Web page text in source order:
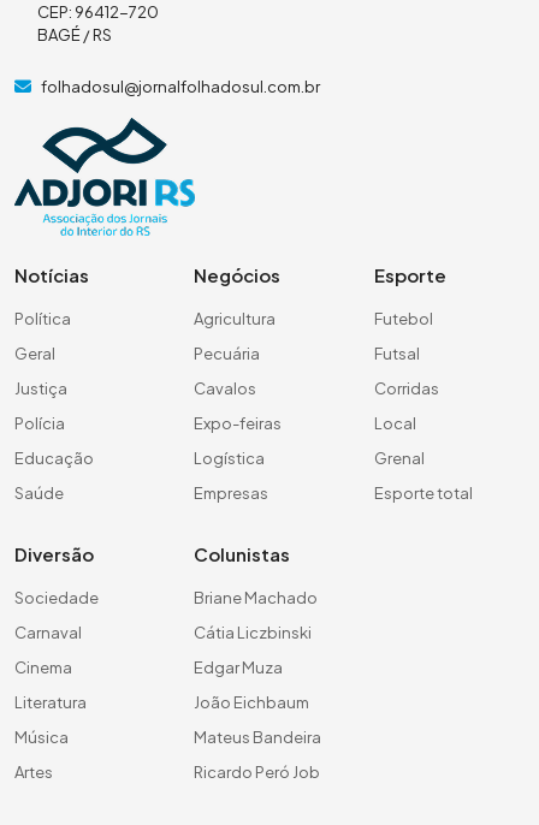
CEP: 96412-720
BAGÉ / RS
folhadosul@jornalfolhadosul.com.br
Notícias
Política
Geral
Justiça
Polícia
Educação
Saúde
Negócios
Agricultura
Pecuária
Cavalos
Expo-feiras
Logística
Empresas
Esporte
Futebol
Futsal
Corridas
Local
Grenal
Esporte total
Diversão
Sociedade
Carnaval
Cinema
Literatura
Música
Artes
Colunistas
Briane Machado
Cátia Liczbinski
Edgar Muza
João Eichbaum
Mateus Bandeira
Ricardo Peró Job